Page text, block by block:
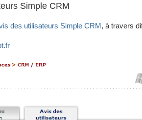
Simple CRM
des utilisateurs Simple CRM , à travers